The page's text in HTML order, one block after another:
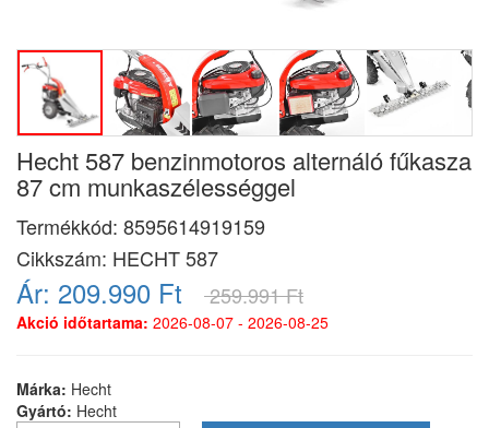
Hecht 587 benzinmotoros alternáló fűkasza
87 cm munkaszélességgel
Termékkód: 8595614919159
Cikkszám: HECHT 587
Ár: 209.990 Ft 259.991 Ft
Akció időtartama: 2026-08-07 - 2026-08-25
Márka: Hecht
Gyártó: Hecht